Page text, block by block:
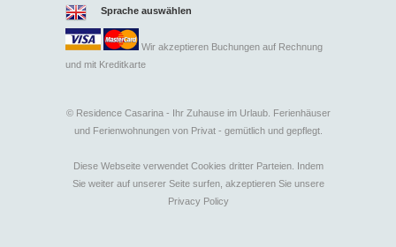
Sprache auswählen
Wir akzeptieren Buchungen auf Rechnung
und mit Kreditkarte
©Residence Casarina - Ihr Zuhause im Urlaub. Ferienhäuser
und Ferienwohnungen von Privat - gemütlich und gepflegt.
Diese Webseite verwendet Cookies dritter Parteien. Indem
Sie weiter auf unserer Seite surfen, akzeptieren Sie unsere
Privacy Policy